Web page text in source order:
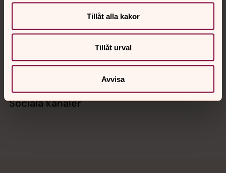
Tillåt alla kakor
Tillåt urval
Avvisa
Kalender
Hitta snabbt
Sociala kanaler